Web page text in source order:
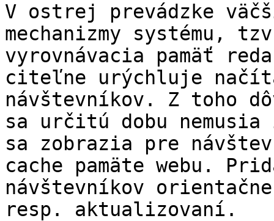
V ostrej prevádzke
mechanizmy systému,
vyrovnávacia pamäť
citeľne urýchluje
návštevníkov. Z toho
sa určitú dobu nemusia
sa zobrazia pre
cache pamäte webu.
návštevníkov
resp. aktualizovaní.